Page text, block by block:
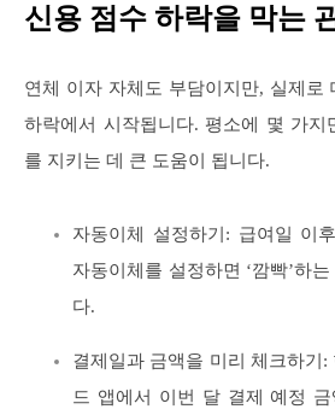
신용 점수 하락을 막는
연체 이자 자체도 부담이지만, 실제로
하락에서 시작됩니다. 평소에 몇 가지
를 지키는 데 큰 도움이 됩니다.
자동이체 설정하기: 급여일 이
자동이체를 설정하면 ‘깜빡’하
다.
결제일과 금액을 미리 체크하기
드 앱에서 이번 달 결제 예정